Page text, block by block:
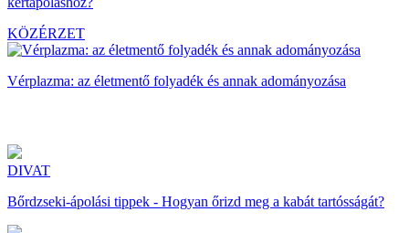
KÖZÉRZET
Vérplazma: az életmentő folyadék és annak adományozása
DIVAT
Bőrdzseki-ápolási tippek - Hogyan őrizd meg a kabát tartósságát?